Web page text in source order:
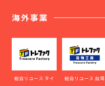
海外事業
総合リユース タイ 総合リユース 台湾